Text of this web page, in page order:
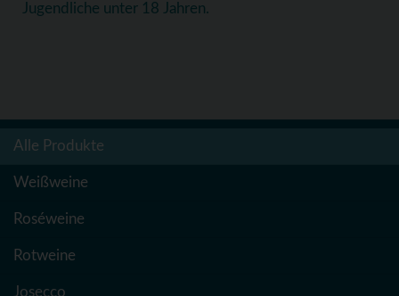
Jugendliche unter 18 Jahren.
Alle Produkte
Weißweine
Roséweine
Rotweine
Josecco